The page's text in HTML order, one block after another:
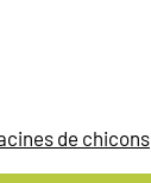
de chicons